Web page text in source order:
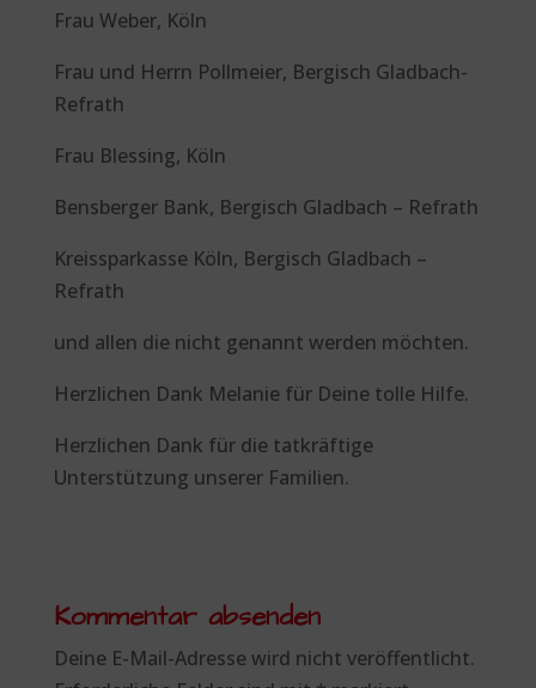
Frau Weber, Köln
Frau und Herrn Pollmeier, Bergisch Gladbach-
Refrath
Frau Blessing, Köln
Bensberger Bank, Bergisch Gladbach – Refrath
Kreissparkasse Köln, Bergisch Gladbach –
Refrath
und allen die nicht genannt werden möchten.
Herzlichen Dank Melanie für Deine tolle Hilfe.
Herzlichen Dank für die tatkräftige
Unterstützung unserer Familien.
Kommentar absenden
Deine E-Mail-Adresse wird nicht veröffentlicht.